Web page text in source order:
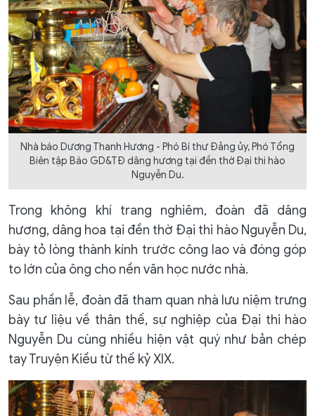
Nhà báo Dương Thanh Hương - Phó Bí thư Đảng ủy, Phó Tổng
Biên tập Báo GD&TĐ dâng hương tại đền thờ Đại thi hào
Nguyễn Du.
Trong không khí trang nghiêm, đoàn đã dâng
hương, dâng hoa tại đền thờ Đại thi hào Nguyễn Du,
bày tỏ lòng thành kính trước công lao và đóng góp
to lớn của ông cho nền văn học nước nhà.
Sau phần lễ, đoàn đã tham quan nhà lưu niệm trưng
bày tư liệu về thân thế, sự nghiệp của Đại thi hào
Nguyễn Du cùng nhiều hiện vật quý như bản chép
tay Truyện Kiều từ thế kỷ XIX.